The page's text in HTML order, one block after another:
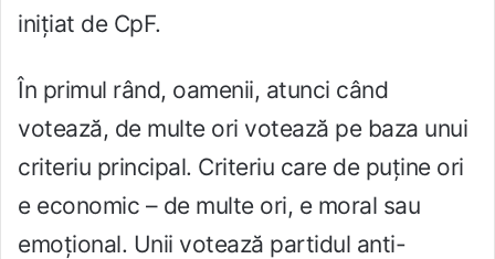
inițiat de CpF.
În primul rând, oamenii, atunci când
votează, de multe ori votează pe baza unui
criteriu principal. Criteriu care de puține ori
e economic – de multe ori, e moral sau
emoțional. Unii votează partidul anti-